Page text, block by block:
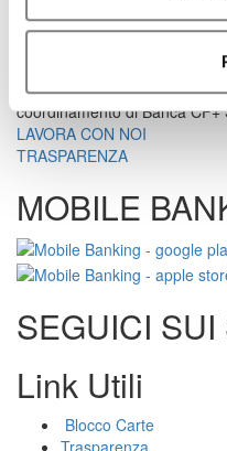
Dati
Società appartenente al
Gruppi Bancari, e soggetta
coordinamento di Banca CF+
LAVORA CON NOI
TRASPARENZA
MOBILE
SEGUICI
Link Utili
Blocco Carte
Trasparenza